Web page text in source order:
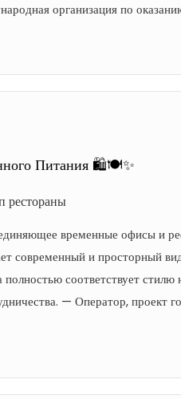
организация по
Питания 🛍️🍽️✨
рестораны
временные офисы и
современный и просторный
соответствует
— Оператор, проект